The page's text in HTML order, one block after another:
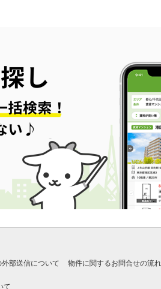
部送信について 物件に関するお問合せの流れ
て